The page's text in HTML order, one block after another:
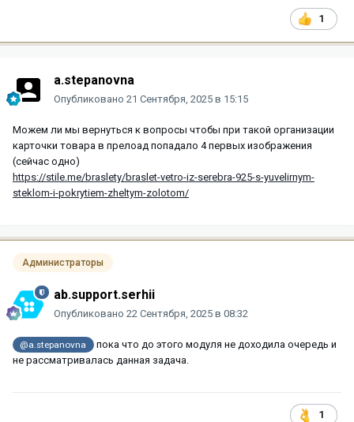
1
a.stepanovna
Опубликовано 21 Сентября, 2025 в 15:15
Можем ли мы вернуться к вопросы чтобы при такой организации
карточки товара в прелоад попадало 4 первых изображения
(сейчас одно)
https://stile.me/braslety/braslet-vetro-iz-serebra-925-s-yuvelirnym-
steklom-i-pokrytiem-zheltym-zolotom/
Администраторы
ab.support.serhii
Опубликовано 22 Сентября, 2025 в 08:32
@a.stepanovna
пока что до этого модуля не доходила очередь и
не рассматривалась данная задача.
1